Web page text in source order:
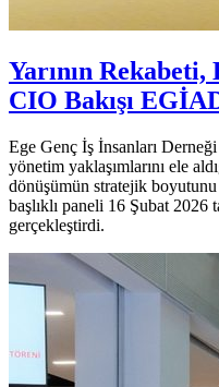
Yarının
CIO Bakışı
Ege Genç İş İnsanları
yönetim yaklaşımlarını ele
dönüşümün stratejik
başlıklı paneli 16 Şubat
gerçekleştirdi.